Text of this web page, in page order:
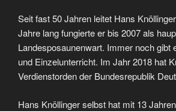
Seit fast 50 Jahren leitet Hans
Jahre lang fungierte er bis 2007 als
Landesposaunenwart. Immer noch gibt
und Einzelunterricht. Im Jahr 2018 hat
Verdienstorden der Bundesrepublik
Hans Knöllinger selbst hat mit 13